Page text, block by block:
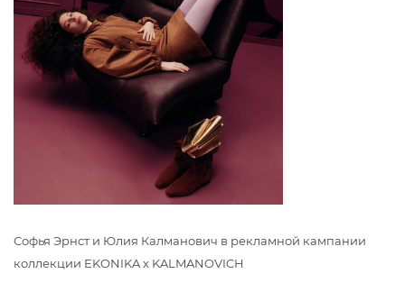
Софья Эрнст и Юлия Калманович в рекламной кампании
коллекции EKONIKA х KALMANOVICH